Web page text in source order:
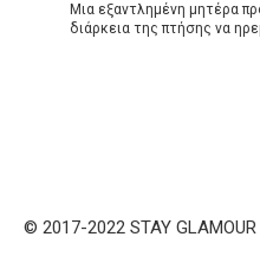
Μια εξαντλημένη μητέρα
διάρκεια της πτήσης να
© 2017-2022 STAY GLAMOUR